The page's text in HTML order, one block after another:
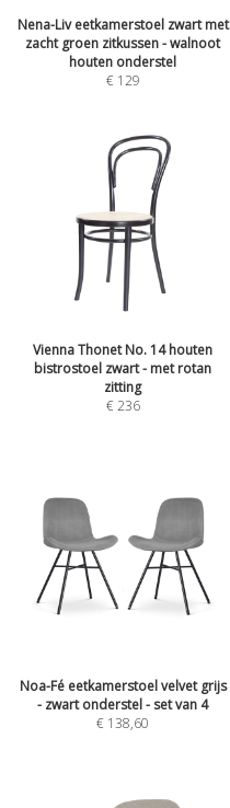
Nena-Liv eetkamerstoel zwart met
zacht groen zitkussen - walnoot
houten onderstel
€ 129
Vienna Thonet No. 14 houten
bistrostoel zwart - met rotan
zitting
€236
Noa-Fé eetkamerstoel velvet grijs
- zwart onderstel - set van 4
€ 138,60